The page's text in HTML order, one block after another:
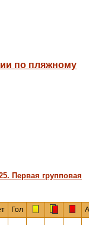
по пляжному
Первая групповая
Гол